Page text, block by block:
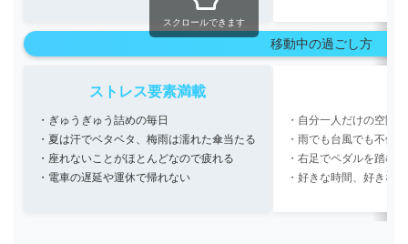
移動中の過ごし方
ストレス要素満載
・ぎゅうぎゅう詰めの毎日
・夏は汗でベタベタ、梅雨は濡れた傘当たる
・座れないことがほとんどなので疲れる
・電車の遅延や運休で帰れない
・自分一人だけの空間
・雨でも台風でも不便
・右足でペダルを踏む
・好きな時間、好きな
スクロールできます